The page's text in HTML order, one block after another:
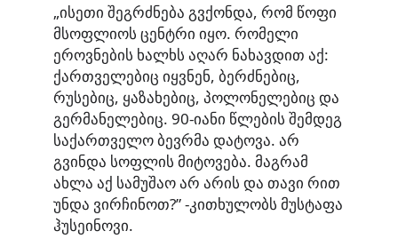
„ისეთი შეგრძნება გვქონდა, რომ წოფი
მსოფლიოს ცენტრი იყო. რომელი
ეროვნების ხალხს აღარ ნახავდით აქ:
ქართველებიც იყვნენ, ბერძნებიც,
რუსებიც, ყაზახებიც, პოლონელებიც და
გერმანელებიც. 90-იანი წლების შემდეგ
საქართველო ბევრმა დატოვა. არ
გვინდა სოფლის მიტოვება. მაგრამ
ახლა აქ სამუშაო არ არის და თავი რით
უნდა ვირჩინოთ?” -კითხულობს მუსტაფა
ჰუსეინოვი.